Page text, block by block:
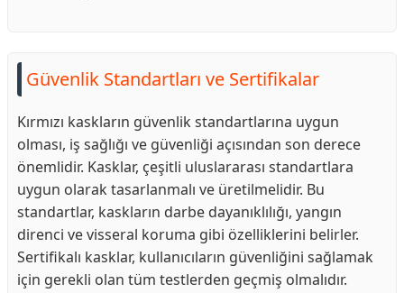
Güvenlik Standartları ve Sertifikalar
Kırmızı kaskların güvenlik standartlarına uygun
olması, iş sağlığı ve güvenliği açısından son derece
önemlidir. Kasklar, çeşitli uluslararası standartlara
uygun olarak tasarlanmalı ve üretilmelidir. Bu
standartlar, kaskların darbe dayanıklılığı, yangın
direnci ve visseral koruma gibi özelliklerini belirler.
Sertifikalı kasklar, kullanıcıların güvenliğini sağlamak
için gerekli olan tüm testlerden geçmiş olmalıdır.